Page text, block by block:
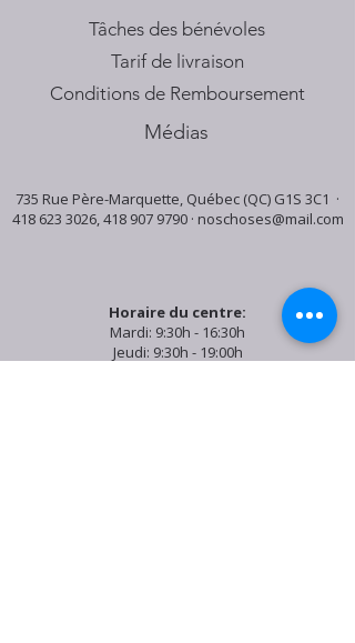
Tâches des bénévoles
Tarif de livraison
Conditions de Remboursement
Médias
735 Rue Père-Marquette, Québec (QC) G1S 3C1 ·
418 623 3026,418 907 9790· noschoses@mail.com
Horaire du centre:
Mardi: 9:30h - 16:30h
Jeudi: 9:30h - 19:00h